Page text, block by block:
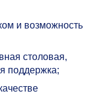
и возможность
столовая,
поддержка;